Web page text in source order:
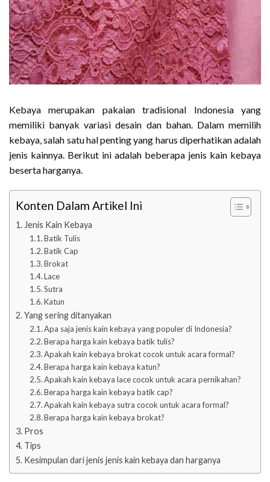
Kebaya merupakan pakaian tradisional Indonesia yang
memiliki banyak variasi desain dan bahan. Dalam memilih
kebaya, salah satu hal penting yang harus diperhatikan adalah
jenis kainnya. Berikut ini adalah beberapa jenis kain kebaya
beserta harganya.
Konten Dalam Artikel Ini
Jenis Kain Kebaya
Batik Tulis
Batik Cap
Brokat
Lace
Sutra
Katun
Yang sering ditanyakan
Apa saja jenis kain kebaya yang populer di Indonesia?
Berapa harga kain kebaya batik tulis?
Apakah kain kebaya brokat cocok untuk acara formal?
Berapa harga kain kebaya katun?
Apakah kain kebaya lace cocok untuk acara pernikahan?
Berapa harga kain kebaya batik cap?
Apakah kain kebaya sutra cocok untuk acara formal?
Berapa harga kain kebaya brokat?
Pros
Tips
Kesimpulan dari jenis jenis kain kebaya dan harganya